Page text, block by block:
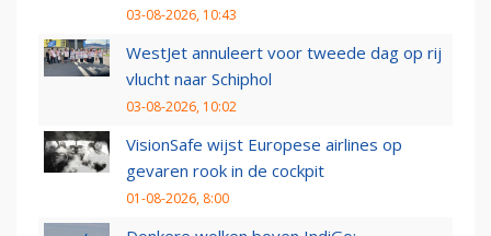
03-08-2026, 10:43
WestJet annuleert voor tweede dag op rij
vlucht naar Schiphol
03-08-2026, 10:02
VisionSafe wijst Europese airlines op
gevaren rook in de cockpit
01-08-2026, 8:00